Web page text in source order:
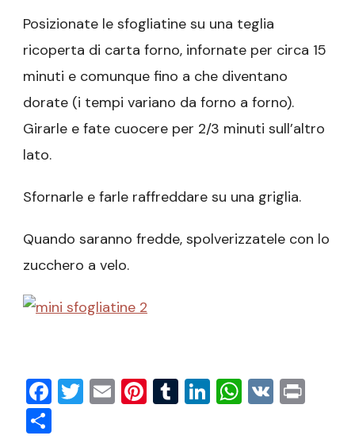
Posizionate le sfogliatine su una teglia
ricoperta di carta forno, infornate per circa 15
minuti e comunque fino a che diventano
dorate (i tempi variano da forno a forno).
Girarle e fate cuocere per 2/3 minuti sull’altro
lato.
Sfornarle e farle raffreddare su una griglia.
Quando saranno fredde, spolverizzatele con lo
zucchero a velo.
Facebook
Twitter
EmailPinterest
Tumblr
LinkedIn
VK